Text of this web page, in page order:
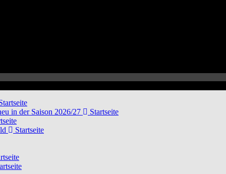
in der Saison 2026/27
Startseite
Startseite